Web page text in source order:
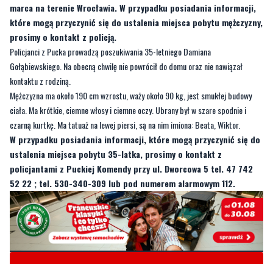
marca na terenie Wrocławia. W przypadku posiadania informacji,
które mogą przyczynić się do ustalenia miejsca pobytu mężczyzny,
prosimy o kontakt z policją.
Policjanci z Pucka prowadzą poszukiwania 35-letniego Damiana
Gołąbiewskiego. Na obecną chwilę nie powrócił do domu oraz nie nawiązał
kontaktu z rodziną.
Mężczyzna ma około 190 cm wzrostu, waży około 90 kg, jest smukłej budowy
ciała. Ma krótkie, ciemne włosy i ciemne oczy. Ubrany był w szare spodnie i
czarną kurtkę. Ma tatuaż na lewej piersi, są na nim imiona: Beata, Wiktor.
W przypadku posiadania informacji, które mogą przyczynić się do
ustalenia miejsca pobytu 35-latka, prosimy o kontakt z
policjantami z Puckiej Komendy przy ul. Dworcowa 5 tel. 47 742
52 22 ; tel. 530-340-309 lub pod numerem alarmowym 112.